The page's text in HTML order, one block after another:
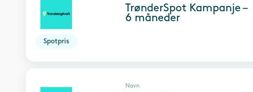
Spotpris
TrønderSpot Kampanje –
6 måneder
Navn